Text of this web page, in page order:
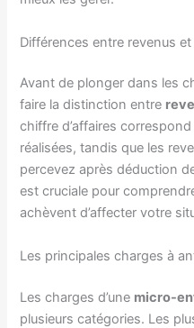
Différences entre revenus et
Avant de plonger dans les
faire la distinction entre
chiffre d’affaires
réalisées, tandis que les
percevez après déduction
est cruciale pour
achèvent d’affecter votre
Les principales charges à
Les charges d’une micro-
plusieurs catégories. Les